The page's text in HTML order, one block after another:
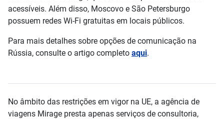
acessíveis. Além disso, Moscovo e São Petersburgo
possuem redes Wi-Fi gratuitas em locais públicos.
Para mais detalhes sobre opções de comunicação na
Rússia, consulte o artigo completo aqui.
No âmbito das restrições em vigor na UE, a agência de
viagens Mirage presta apenas serviços de consultoria,